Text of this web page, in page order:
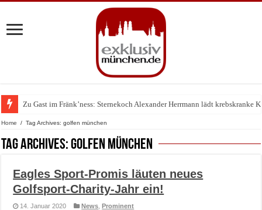
Zu Gast im Fränk’ness: Sternekoch Alexander Herrmann lädt krebskranke
Warum München gerade zum Treffpunkt der Lingerie-Branche wurde
Home / Tag Archives: golfen münchen
Tag Archives:golfen münchen
Eagles Sport-Promis läuten neues
Golfsport-Charity-Jahr ein!
14. Januar 2020 News ,Prominent